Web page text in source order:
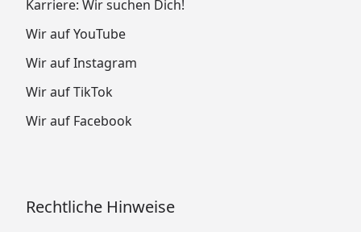
Karriere: Wir suchen Dich!
Wir auf YouTube
Wir auf Instagram
Wir auf TikTok
Wir auf Facebook
Rechtliche Hinweise